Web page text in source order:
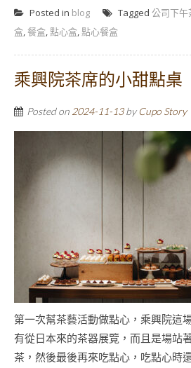
Posted in blog Tagged 公司下午
盒, 餐盒,點心盒,點心餐盒
乘興院茶席的小甜點桌
Posted on 2024-11-13by Cupo Story
第一次幫茶藝活動做點心，乘興院這
有從日本來的茶器展覽，而且是場站
茶，然後最後再來吃點心，吃點心時